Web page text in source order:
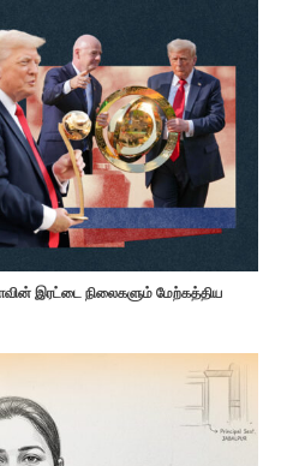
இரட்டை நிலைகளும் மேற்கத்திய